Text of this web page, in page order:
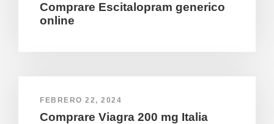
Comprare Escitalopram generico
online
FEBRERO 22, 2024
Comprare Viagra 200 mg Italia